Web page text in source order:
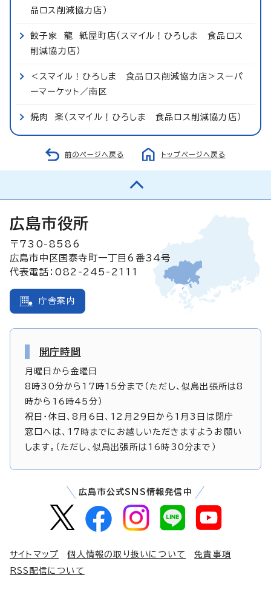
品ロス削減協力店）
餃子家 龍 紙屋町店（スマイル！ひろしま 食品ロス
削減協力店）
＜スマイル！ひろしま 食品ロス削減協力店＞スーパ
ーマーケット／南区
焼肉 楽（スマイル！ひろしま 食品ロス削減協力店）
前のページへ戻る トップページへ戻る
広島市役所
〒730-8586
広島市中区国泰寺町一丁目6番34号
代表電話：082-245-2111
庁舎案内
開庁時間
月曜日から金曜日
8時30分から17時15分まで（ただし、似島出張所は8
時から16時45分）
祝日・休日、8月6日、12月29日から1月3日は閉庁
窓口へは、17時までにお越しいただきますようお願い
します。（ただし、似島出張所は16時30分まで）
広島市公式SNS情報発信中
サイトマップ 個人情報の取り扱いについて
免責事項
RSS配信について